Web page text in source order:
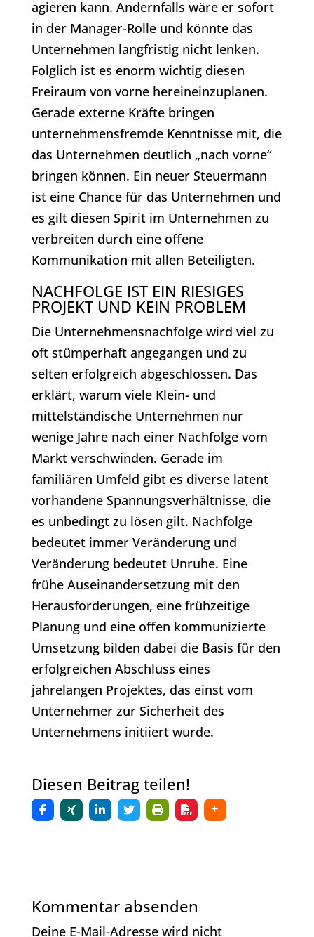
agieren kann. Andernfalls wäre er sofort
in der Manager-Rolle und könnte das
Unternehmen langfristig nicht lenken.
Folglich ist es enorm wichtig diesen
Freiraum von vorne hereineinzuplanen.
Gerade externe Kräfte bringen
unternehmensfremde Kenntnisse mit, die
das Unternehmen deutlich „nach vorne“
bringen können. Ein neuer Steuermann
ist eine Chance für das Unternehmen und
es gilt diesen Spirit im Unternehmen zu
verbreiten durch eine offene
Kommunikation mit allen Beteiligten.
NACHFOLGE IST EIN RIESIGES
PROJEKT UND KEIN PROBLEM
Die Unternehmensnachfolge wird viel zu
oft stümperhaft angegangen und zu
selten erfolgreich abgeschlossen. Das
erklärt, warum viele Klein- und
mittelständische Unternehmen nur
wenige Jahre nach einer Nachfolge vom
Markt verschwinden. Gerade im
familiären Umfeld gibt es diverse latent
vorhandene Spannungsverhältnisse, die
es unbedingt zu lösen gilt. Nachfolge
bedeutet immer Veränderung und
Veränderung bedeutet Unruhe. Eine
frühe Auseinandersetzung mit den
Herausforderungen, eine frühzeitige
Planung und eine offen kommunizierte
Umsetzung bilden dabei die Basis für den
erfolgreichen Abschluss eines
jahrelangen Projektes, das einst vom
Unternehmer zur Sicherheit des
Unternehmens initiiert wurde.
Diesen Beitrag teilen!
Kommentar absenden
Deine E-Mail-Adresse wird nicht